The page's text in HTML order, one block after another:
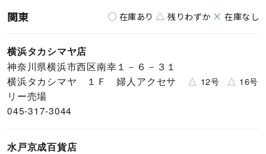
○ 在庫あり △ 残りわずか × 在庫なし
関東
横浜タカシマヤ店
神奈川県横浜市西区南幸１－６－３１
横浜タカシマヤ １Ｆ 婦人アクセサ
リー売場
045-317-3044
△ 12号 △ 16号
水戸京成百貨店